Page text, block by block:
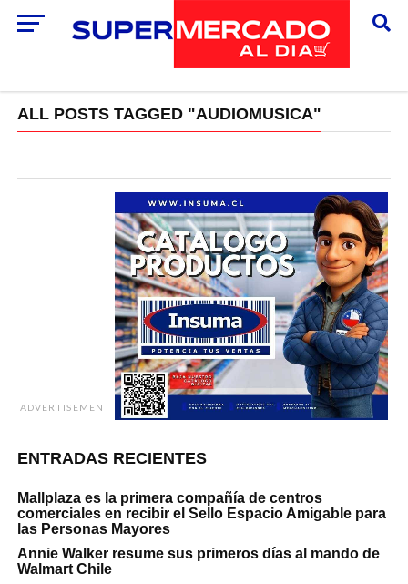
ALL POSTS TAGGED "AUDIOMUSICA"
ADVERTISEMENT
ENTRADAS RECIENTES
Mallplaza es la primera compañía de centros
comerciales en recibir el Sello Espacio Amigable para
las Personas Mayores
Annie Walker resume sus primeros días al mando de
Walmart Chile